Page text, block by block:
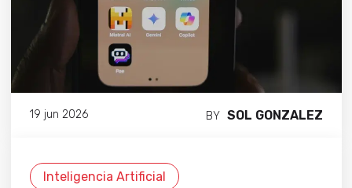
19 jun 2026 BY SOL GONZALEZ
Inteligencia Artificial